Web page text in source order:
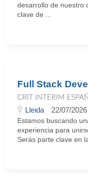
desarrollo de nuestro
clave de ...
Full Stack
CRIT INTERIM
Lleida 22/07/2026
Estamos buscando
experiencia para
Serás parte clave en